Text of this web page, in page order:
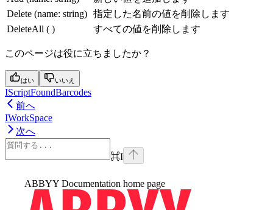
Delete (name: string) 指定した名前の値を削除します
DeleteAll ( )
すべての値を削除します
このページは役に立ちましたか？
はい いいえ
IScriptFoundBarcodes
前へ
IWorkSpace
次へ
⌘I
ABBYY Documentation home page